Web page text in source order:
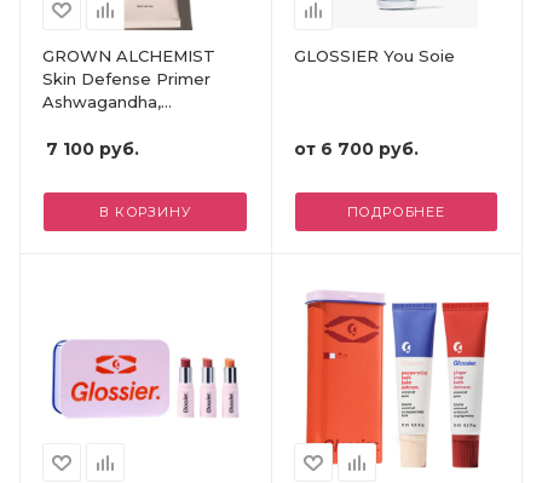
GROWN ALCHEMIST
Skin Defense Primer
Ashwagandha,
Mushroom
7 100 руб.
В КОРЗИНУ
GLOSSIER You Soie
от 6 700 руб.
ПОДРОБНЕЕ